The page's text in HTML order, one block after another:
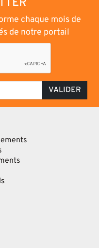
chaque mois de
de notre portail
VALIDER